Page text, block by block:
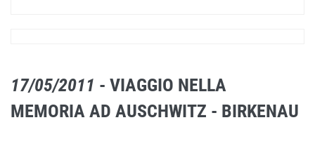
17/05/2011 - VIAGGIO NELLA
MEMORIA AD AUSCHWITZ - BIRKENAU